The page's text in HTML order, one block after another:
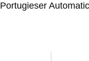
Portugieser